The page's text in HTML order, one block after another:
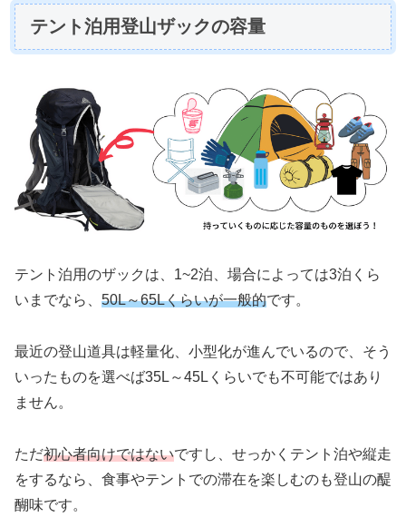
テント泊用登山ザックの容量
テント泊用のザックは、1~2泊、場合によっては3泊くら
いまでなら、 50L～65Lくらいが一般的です。
最近の登山道具は軽量化、小型化が進んでいるので、そう
いったものを選べば35L～45Lくらいでも不可能ではあり
ません。
ただ初心者向けではないですし、せっかくテント泊や縦走
をするなら、食事やテントでの滞在を楽しむのも登山の醍
醐味です。